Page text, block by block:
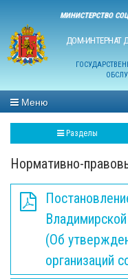
МИНИСТЕРСТВО
ДОМ-ИНТЕРНАТ
Меню
Разделы
Нормативно-
(Об
организаций